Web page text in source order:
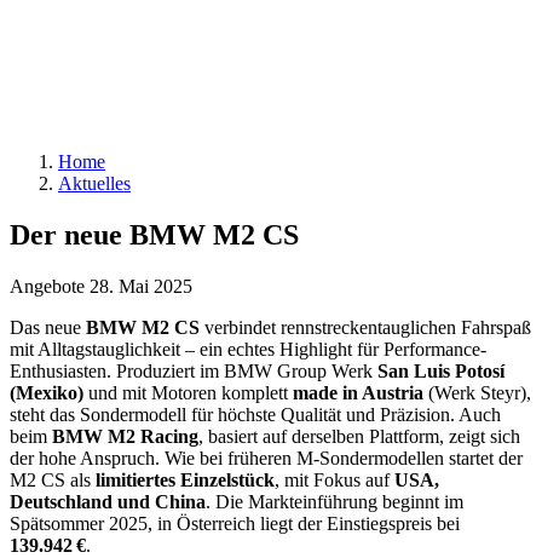
Home
Aktuelles
Der neue BMW M2 CS
Angebote 28. Mai 2025
Das neue BMW M2 CS verbindet rennstreckentauglichen Fahrspaß
mit Alltagstauglichkeit – ein echtes Highlight für Performance-
Enthusiasten. Produziert im BMW Group Werk San Luis Potosí
(Mexiko) und mit Motoren komplett made in Austria (Werk Steyr),
steht das Sondermodell für höchste Qualität und Präzision. Auch
beim BMW M2 Racing, basiert auf derselben Plattform, zeigt sich
der hohe Anspruch. Wie bei früheren M-Sondermodellen startet der
M2 CS als limitiertes Einzelstück, mit Fokus aufUSA,
Deutschland und China. Die Markteinführung beginnt im
Spätsommer 2025, in Österreich liegt der Einstiegspreis bei
139.942 €.